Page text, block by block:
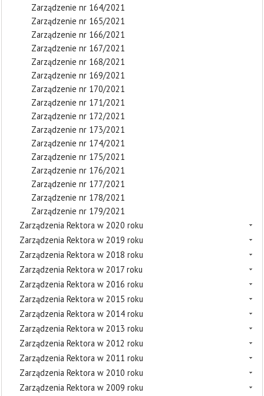
Zarządzenie nr 164/2021
Zarządzenie nr 165/2021
Zarządzenie nr 166/2021
Zarządzenie nr 167/2021
Zarządzenie nr 168/2021
Zarządzenie nr 169/2021
Zarządzenie nr 170/2021
Zarządzenie nr 171/2021
Zarządzenie nr 172/2021
Zarządzenie nr 173/2021
Zarządzenie nr 174/2021
Zarządzenie nr 175/2021
Zarządzenie nr 176/2021
Zarządzenie nr 177/2021
Zarządzenie nr 178/2021
Zarządzenie nr 179/2021
Zarządzenia Rektora w 2020 roku
Zarządzenia Rektora w 2019 roku
Zarządzenia Rektora w 2018 roku
Zarządzenia Rektora w 2017 roku
Zarządzenia Rektora w 2016 roku
Zarządzenia Rektora w 2015 roku
Zarządzenia Rektora w 2014 roku
Zarządzenia Rektora w 2013 roku
Zarządzenia Rektora w 2012 roku
Zarządzenia Rektora w 2011 roku
Zarządzenia Rektora w 2010 roku
Zarządzenia Rektora w 2009 roku